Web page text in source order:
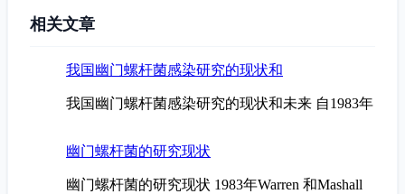
相关文章
我国幽门螺杆菌感染研究的现状和
我国幽门螺杆菌感染研究的现状和未来 自1983年
幽门螺杆菌的研究现状
幽门螺杆菌的研究现状 1983年Warren 和Mashall